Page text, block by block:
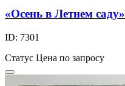
«Осень в Летнем саду»
ID: 7301
Статус Цена по запросу